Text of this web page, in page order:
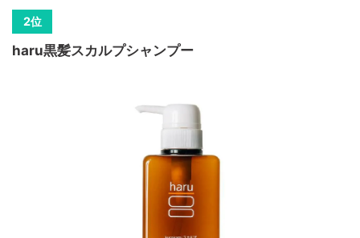
haru黒髪スカルプシャンプー